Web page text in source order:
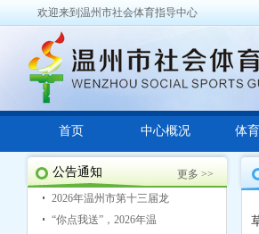
欢迎来到温州市社会体育指导中心
首页 中心概况 体
公告通知
更多 >>
2026年温州市第十三届龙
“你点我送”，2026年温